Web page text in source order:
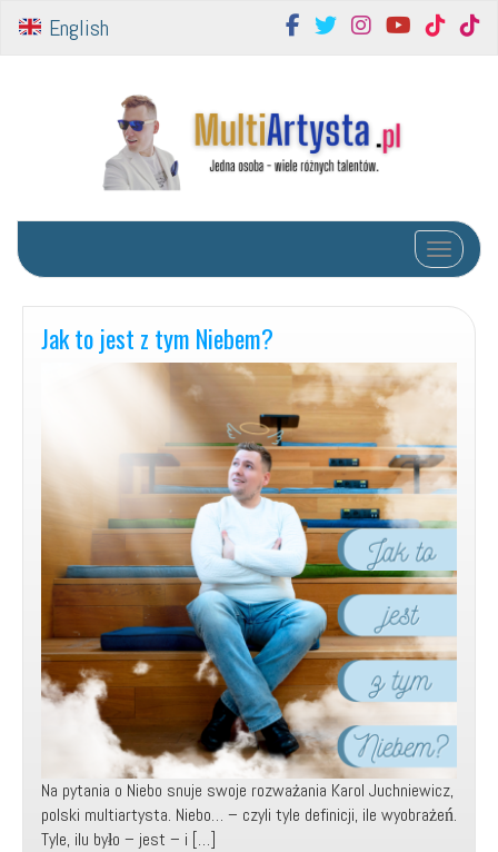
English
Toggle
Jak to jest z tym Niebem?
Na pytania o Niebo snuje swoje rozważania Karol Juchniewicz,
polski multiartysta. Niebo… – czyli tyle definicji, ile wyobrażeń.
Tyle, ilu było – jest – i […]